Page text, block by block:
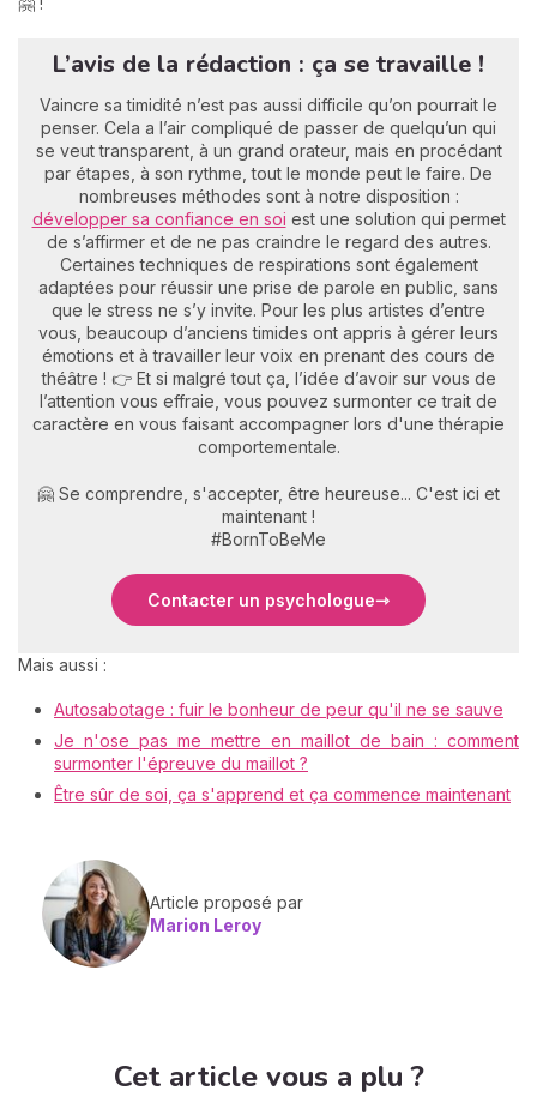
L’avis de la rédaction : ça se travaille !
Vaincre sa timidité n’est pas aussi difficile qu’on pourrait le
penser. Cela a l’air compliqué de passer de quelqu’un qui
se veut transparent, à un grand orateur, mais en procédant
par étapes, à son rythme, tout le monde peut le faire. De
nombreuses méthodes sont à notre disposition :
développer sa confiance en soi est une solution qui permet
de s’affirmer et de ne pas craindre le regard des autres.
Certaines techniques de respirations sont également
adaptées pour réussir une prise de parole en public, sans
que le stress ne s’y invite. Pour les plus artistes d’entre
vous, beaucoup d’anciens timides ont appris à gérer leurs
émotions et à travailler leur voix en prenant des cours de
théâtre ! 👉 Et si malgré tout ça, l’idée d’avoir sur vous de
l’attention vous effraie, vous pouvez surmonter ce trait de
caractère en vous faisant accompagner lors d'une thérapie
comportementale.
🤗 Se comprendre, s'accepter, être heureuse... C'est ici et
maintenant !
#BornToBeMe
Contacter un psychologue
Mais aussi :
Autosabotage : fuir le bonheur de peur qu'il ne se sauve
Je n'ose pas me mettre en maillot de bain : comment
surmonter l'épreuve du maillot ?
Être sûr de soi, ça s'apprend et ça commence maintenant
Article proposé par
Marion Leroy
Cet article vous a plu ?